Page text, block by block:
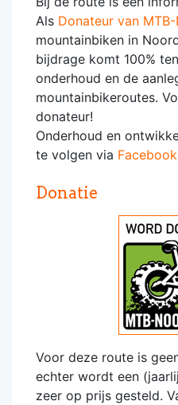
Als Donateur van
mountainbiken in
bijdrage komt 100%
onderhoud en de
mountainbikeroutes.
donateur!
Onderhoud en
te volgen via Facebook
Donatie
Voor deze route is
echter wordt een
zeer op prijs gesteld.